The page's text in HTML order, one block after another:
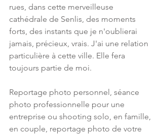
rues, dans cette merveilleuse
cathédrale de Senlis, des moments
forts, des instants que je n'oublierai
jamais, précieux, vrais. J'ai une relation
particulière à cette ville. Elle fera
toujours partie de moi.
Reportage photo personnel, séance
photo professionnelle pour une
entreprise ou shooting solo, en famille,
en couple, reportage photo de votre